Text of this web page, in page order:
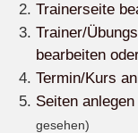
Trainerseite
Trainer/
bearbeiten
Termin/Kurs
Seiten
gesehen)